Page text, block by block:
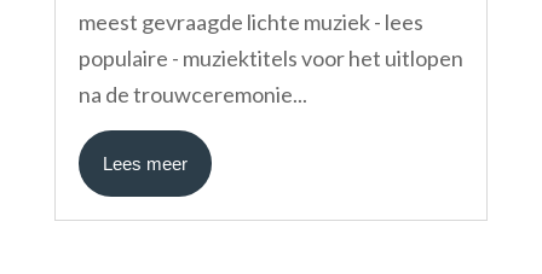
meest gevraagde lichte muziek - lees
populaire - muziektitels voor het uitlopen
na de trouwceremonie...
Lees meer